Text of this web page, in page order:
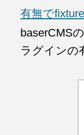
有無で
baserCMS
ラグインの